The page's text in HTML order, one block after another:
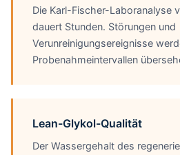
Die Karl-Fischer-Laboranalyse
dauert Stunden. Störungen und
Verunreinigungsereignisse
Probenahmeintervallen
Lean-Glykol-Qualität
Der Wassergehalt des